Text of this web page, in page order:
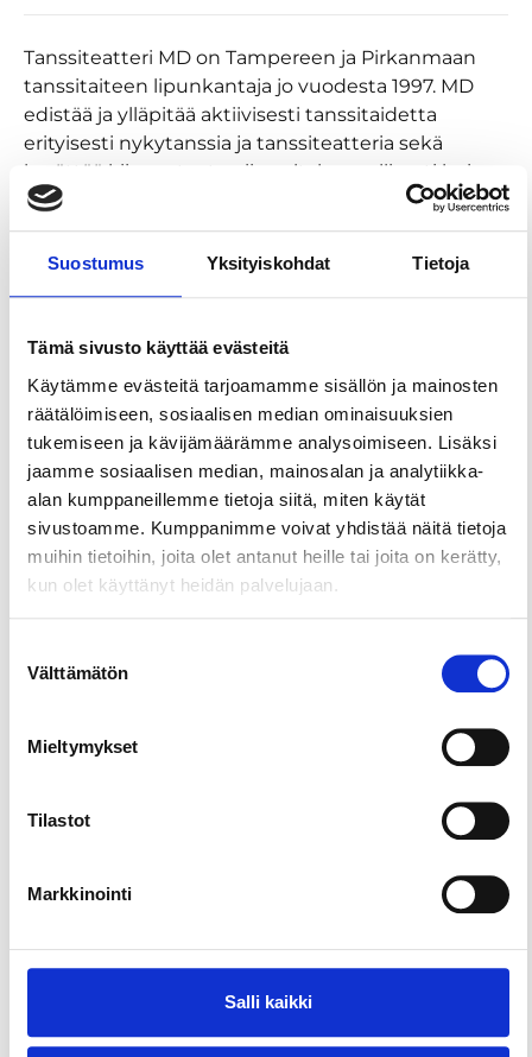
Suostumus Yksityiskohdat Tietoja
Tämä sivusto käyttää evästeitä
Käytämme evästeitä tarjoamamme sisällön ja mainosten
räätälöimiseen, sosiaalisen median ominaisuuksien
tukemiseen ja kävijämäärämme analysoimiseen. Lisäksi
jaamme sosiaalisen median, mainosalan ja analytiikka-
alan kumppaneillemme tietoja siitä, miten käytät
sivustoamme. Kumppanimme voivat yhdistää näitä tietoja
muihin tietoihin, joita olet antanut heille tai joita on kerätty,
kun olet käyttänyt heidän palvelujaan.
valinta
Välttämätön
Mieltymykset
Tilastot
Markkinointi
Salli kaikki
Tanssiteatteri MD on Tampereen ja Pirkanmaan
tanssitaiteen lipunkantaja jo vuodesta 1997. MD
edistää ja ylläpitää aktiivisesti tanssitaidetta
erityisesti nykytanssia ja tanssiteatteria sekä
herättää kiinnostusta niin valtakunnallisesti kuin
kansainvälisestikin.
nykytanssista ja ohjelmistossa on teoksia niin
lapsille kuin aikuisillekin. Tanssiteatteri MD tuottaa
30 esitystä kiertueella. Kotimaan kiertueiden lisäksi
Tanssiteatteri MD:n esityksiä nähdään ulkomailla.
Tanssiteatteri MD on Tampereella toimiva
tanssiteatteri. Tanssiteatteri MD on vuodesta 2002
toiminut Hällä-näyttämöllä, joka on entinen
elokuvateatteri (Hällä 1940-2001) Hämeenkadun
varrella.
Tanssiteatteri MD järjestää keväisin Tanssivirtaa
teoksia ja tekijöitä tai kansainvälisiä yhteistöitä.
tanssilyhytelokuvista sekä muusta